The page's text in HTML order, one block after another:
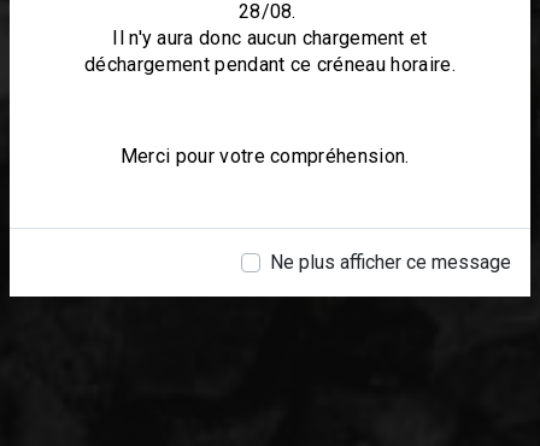
28/08.
Il n'y aura donc aucun chargement et
déchargement pendant ce créneau horaire.
Merci pour votre compréhension.
Ne plus afficher ce message